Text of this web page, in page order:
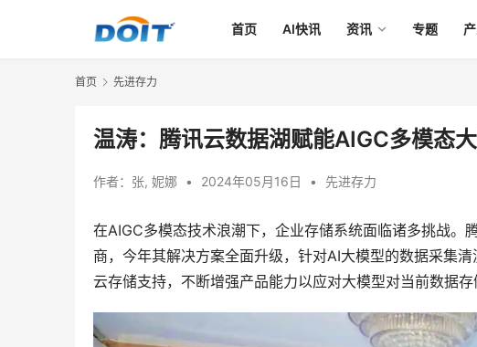
首页 AI快讯 资讯 专题
首页 先进存力
温涛：腾讯云数据湖赋能AIGC多模态
作者： 张, 妮娜 • 2024年05月16日 • 先进存力
在AIGC多模态技术浪潮下，企业存储系统面临诸多挑战。
商，今年其解决方案全面升级，针对AI大模型的数据采集
云存储支持，不断增强产品能力以应对大模型对当前数据存